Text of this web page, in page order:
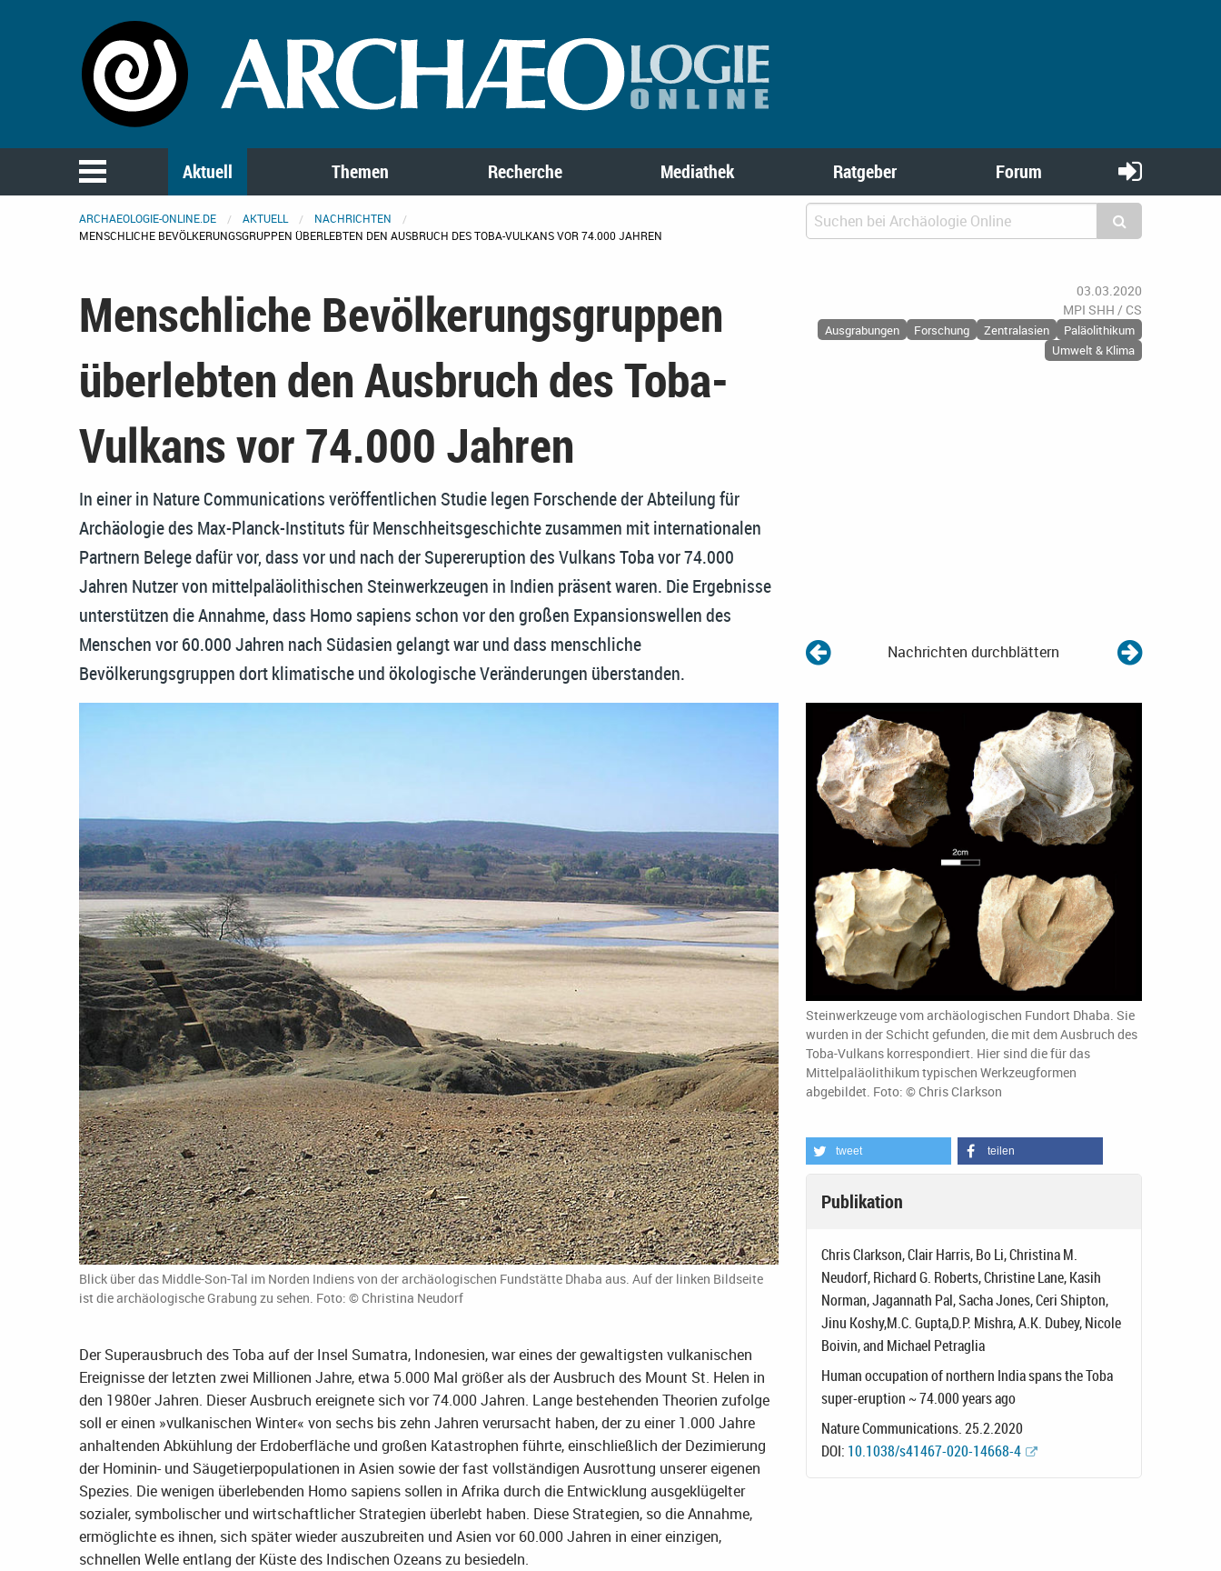
Aktuell Themen Recherche Mediathek Ratgeber Forum
ARCHAEOLOGIE-ONLINE.DE AKTUELL
NACHRICHTEN
MENSCHLICHE BEVÖLKERUNGSGRUPPEN ÜBERLEBTEN DEN AUSBRUCH DES TOBA-VULKANS VOR 74.000 JAHREN
Menschliche Bevölkerungsgruppen
überlebten den Ausbruch des Toba-
Vulkans vor 74.000 Jahren
03.03.2020
MPI SHH / CS
Ausgrabungen Forschung Zentralasien
Paläolithikum
Umwelt & Klima
In einer in Nature Communications veröffentlichen Studie legen Forschende der Abteilung für
Archäologie des Max-Planck-Instituts für Menschheitsgeschichte zusammen mit internationalen
Partnern Belege dafür vor, dass vor und nach der Supereruption des Vulkans Toba vor 74.000
Jahren Nutzer von mittelpaläolithischen Steinwerkzeugen in Indien präsent waren. Die Ergebnisse
unterstützen die Annahme, dass Homo sapiens schon vor den großen Expansionswellen des
Menschen vor 60.000 Jahren nach Südasien gelangt war und dass menschliche
Bevölkerungsgruppen dort klimatische und ökologische Veränderungen überstanden.
Nachrichten durchblättern
Blick über das Middle-Son-Tal im Norden Indiens von der archäologischen Fundstätte Dhaba aus. Auf der linken Bildseite
ist die archäologische Grabung zu sehen. Foto: © Christina Neudorf
Der Superausbruch des Toba auf der Insel Sumatra, Indonesien, war eines der gewaltigsten vulkanischen
Ereignisse der letzten zwei Millionen Jahre, etwa 5.000 Mal größer als der Ausbruch des Mount St. Helen in
den 1980er Jahren. Dieser Ausbruch ereignete sich vor 74.000 Jahren. Lange bestehenden Theorien zufolge
soll er einen »vulkanischen Winter« von sechs bis zehn Jahren verursacht haben, der zu einer 1.000 Jahre
anhaltenden Abkühlung der Erdoberfläche und großen Katastrophen führte, einschließlich der Dezimierung
der Hominin- und Säugetierpopulationen in Asien sowie der fast vollständigen Ausrottung unserer eigenen
Spezies. Die wenigen überlebenden Homo sapiens sollen in Afrika durch die Entwicklung ausgeklügelter
sozialer, symbolischer und wirtschaftlicher Strategien überlebt haben. Diese Strategien, so die Annahme,
ermöglichte es ihnen, sich später wieder auszubreiten und Asien vor 60.000 Jahren in einer einzigen,
schnellen Welle entlang der Küste des Indischen Ozeans zu besiedeln.
Steinwerkzeuge vom archäologischen Fundort Dhaba. Sie
wurden in der Schicht gefunden, die mit dem Ausbruch des
Toba-Vulkans korrespondiert. Hier sind die für das
Mittelpaläolithikum typischen Werkzeugformen
abgebildet. Foto: © Chris Clarkson
tweet teilen
Publikation
Chris Clarkson, Clair Harris, Bo Li, Christina M.
Neudorf, Richard G. Roberts, Christine Lane, Kasih
Norman, Jagannath Pal, Sacha Jones, Ceri Shipton,
Jinu Koshy,M.C. Gupta,D.P. Mishra, A.K. Dubey, Nicole
Boivin, and Michael Petraglia
Human occupation of northern India spans the Toba
super-eruption ~ 74.000 years ago
Nature Communications. 25.2.2020
DOI: 10.1038/s41467-020-14668-4